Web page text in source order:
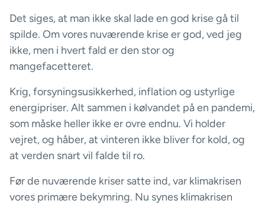
Det siges, at man ikke skal lade en god krise gå til
spilde. Om vores nuværende krise er god, ved jeg
ikke, men i hvert fald er den stor og
mangefacetteret.
Krig, forsyningsusikkerhed, inflation og ustyrlige
energipriser. Alt sammen i kølvandet på en pandemi,
som måske heller ikke er ovre endnu. Vi holder
vejret, og håber, at vinteren ikke bliver for kold, og
at verden snart vil falde til ro.
Før de nuværende kriser satte ind, var klimakrisen
vores primære bekymring. Nu synes klimakrisen